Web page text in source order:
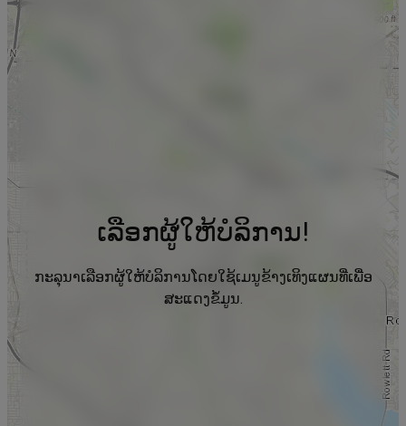
ເລືອກຜູ້ໃຫ້ບໍລິການ!
ກະລຸນາເລືອກຜູ້ໃຫ້ບໍລິການໂດຍໃຊ້ເມນູຂ້າງເທິງແຜນທີ່ເພື່ອ
ສະແດງຂໍ້ມູນ.